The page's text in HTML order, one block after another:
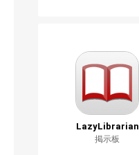
LazyLibrarian
掲示板